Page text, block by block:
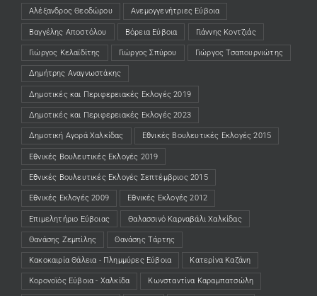
Αλέξανδρος Θεοδώρου Ανεμογγενήτριες Εύβοια
Βαγγέλης Αποστόλου Βόρεια Εύβοια Γιάννης Κοντζιάς
Γιώργος Κελαϊδίτης Γιώργος Σπύρου Γιώργος Τσαπουρνιώτης
Δημήτρης Αναγνωστάκης
Δημοτικές και Περιφερειακές Εκλογές 2019
Δημοτικές και Περιφερειακές Εκλογές 2023
Δημοτική Αγορά Χαλκίδας Εθνικές Βουλευτικές Εκλογές 2015
Εθνικές Βουλευτικές Εκλογές 2019
Εθνικές Βουλευτικές Εκλογές Σεπτέμβριος 2015
Εθνικές Εκλογές 2009 Εθνικές Εκλογές 2012
Επιμελητήριο Εύβοιας Θαλασσινό Καρναβάλι Χαλκίδας
Θανάσης Ζεμπίλης Θανάσης Τάρτης
Κακοκαιρία Θάλεια - Πλημμύρες Εύβοια Κατερίνα Καζάνη
Κορονοϊός Εύβοια - Χαλκίδα Κωνσταντίνα Καραμπατσώλη